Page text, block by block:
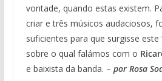
vontade, quando estas existem.
criar e três músicos audaciosos,
suficientes para que surgisse este
sobre o qual falámos com o
e baixista da banda. – por Rosa